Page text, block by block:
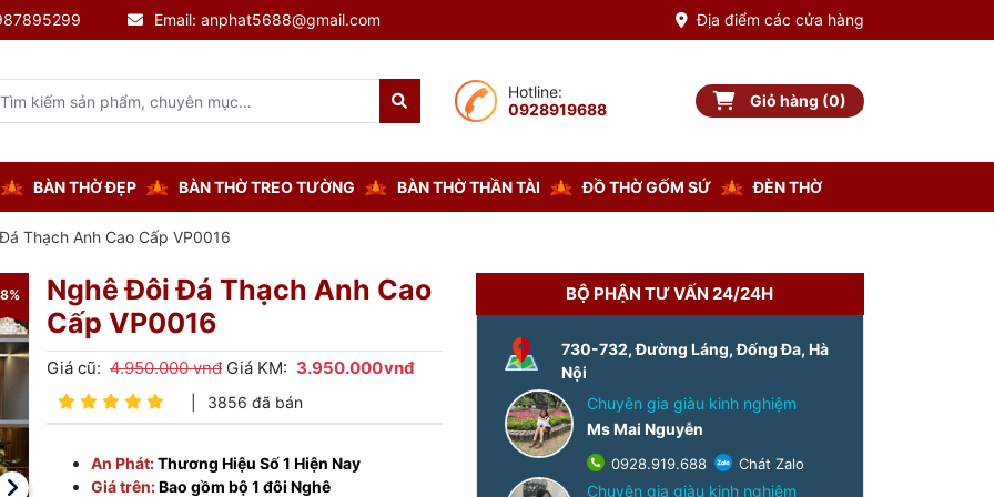
Hotline:
0928919688
Giỏ hàng
Giỏ hàng (0)
BÀN THỜ ĐẸP BÀN THỜ TREO TƯỜNG BÀN THỜ THẦN TÀI ĐỒ THỜ GỐM SỨ ĐÈN THỜ
Email: anphat5688@gmail.com Địa điểm các cửa hàng
Thạch Anh Cao Cấp VP0016
-8%
Nghê Đôi Đá Thạch Anh Cao
Cấp VP0016
Giá cũ: 4.950.000 vnđ Giá KM: 3.950.000vnđ
3856 đã bán
An Phát:Thương Hiệu Số 1 Hiện Nay
Giá trên:Bao gồm bộ 1 đôi Nghê
BỘ PHẬN TƯ VẤN 24/24H
730-732, Đường Láng, Đống Đa, Hà
Nội
Chuyên gia giàu kinh nghiệm
Ms Mai Nguyễn
0928.919.688 Chát Zalo
Chuyên gia giàu kinh nghiệm